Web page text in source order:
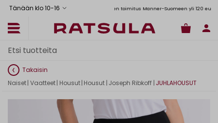
Tänään klo 10-16
Toimituskulut alk. 6,90€Ilmainen toimitus Manner-Suomeen yli 120 euron
Takaisin
Naiset| Vaatteet| Housut | Housut | Joseph Ribkoff | JUHLAHOUSUT